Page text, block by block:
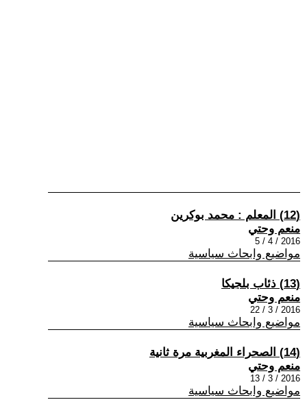
(12) المعلم : محمد بوكرين
منعم وحتي
2016 / 4 / 5
مواضيع وابحاث سياسية
(13) ذئاب بلجيكا
منعم وحتي
2016 / 3 / 22
مواضيع وابحاث سياسية
(14) الصحراء المغربية مرة ثانية
منعم وحتي
2016 / 3 / 13
مواضيع وابحاث سياسية